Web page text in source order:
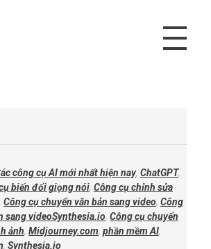
công cụ AI mới nhất hiện nay, ChatGPT,
biến đổi giọng nói, Công cụ chỉnh sửa
, Công cụ chuyển văn bản sang video, Công
sang videoSynthesia.io, Công cụ chuyển
ảnh, Midjourney.com, phần mềm AI,
, Synthesia.io